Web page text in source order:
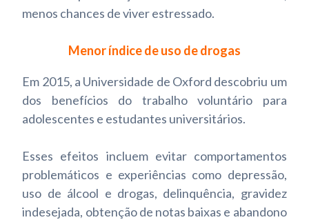
menos chances de viver estressado.
Menor índice de uso de drogas
Em 2015, a Universidade de Oxford descobriu um
dos benefícios do trabalho voluntário para
adolescentes e estudantes universitários.
Esses efeitos incluem evitar comportamentos
problemáticos e experiências como depressão,
uso de álcool e drogas, delinquência, gravidez
indesejada, obtenção de notas baixas e abandono